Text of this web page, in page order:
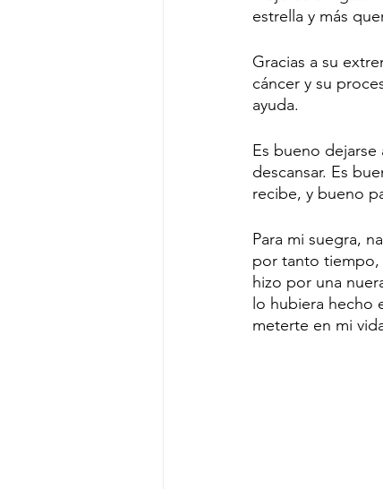
estrella y más
Gracias a su
cáncer y su
ayuda.
Es bueno
descansar. Es
recibe, y bueno
Para mi suegra,
por tanto tiempo,
hizo por una
lo hubiera hecho
meterte en mi